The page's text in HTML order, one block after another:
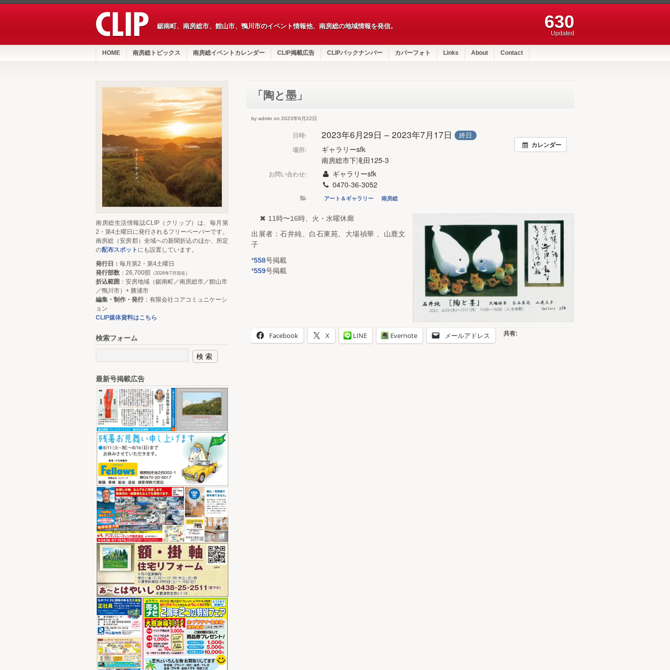
鋸南町、南房総市、館山市、鴨川市のイベント情報他、南房総の地域情報を発信。 630
Updated
HOME 南房総トピックス 南房総イベントカレンダー CLIP掲載広告 CLIPバックナンバー カバーフォト Links About Contact
「陶と墨」
by admin on 2023年6月22日
カレンダー
日時: 2023年6月29日 – 2023年7月17日 終日
場所:
ギャラリーsfk
南房総市下滝田125-3
お問い合わせ:
ギャラリーsfk
0470-36-3052
アート＆ギャラリー 南房総
11時〜16時、火・水曜休廊
出展者：石井純、白石東苑、大場禎華 、山鹿文
子
*558号掲載
*559号掲載
共有:
Facebook X LINE Evernote メールアドレス
南房総生活情報誌CLIP（クリップ）は、毎月第
2・第4土曜日に発行されるフリーペーパーです。
南房総（安房郡）全域への新聞折込のほか、所定
の配布スポット にも設置しています。
発行日： 毎月第2・第4土曜日
発行部数 ：26,700部 （2026年7月現在）
折込範囲 ：安房地域（鋸南町／南房総市／館山市
／鴨川市）+ 勝浦市
編集・制作・発行：有限会社コアコミュニケーシ
ョン
CLIP媒体資料はこちら
検索フォーム
最新号掲載広告